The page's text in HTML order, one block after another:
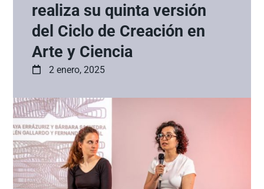
realiza su quinta versión
del Ciclo de Creación en
Arte y Ciencia
2 enero, 2025